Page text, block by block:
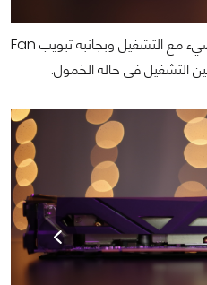
من الجانب نرى شعار البطاقة المضيء مع التشغيل وبجانبه تبويب Fan